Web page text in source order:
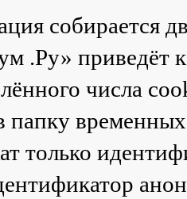
собирается
.Ру» приведёт
числа
папку
только